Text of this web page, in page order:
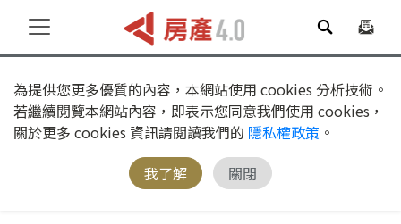
為提供您更多優質的內容，本網站使用 cookies 分析技術。
若繼續閱覽本網站內容，即表示您同意我們使用 cookies，
關於更多 cookies 資訊請閱讀我們的 隱私權政策 。
我了解
關閉